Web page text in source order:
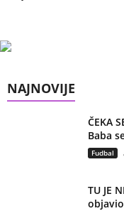
NAJNOVIJE
ČEKA
Baba
Fudbal
TU JE